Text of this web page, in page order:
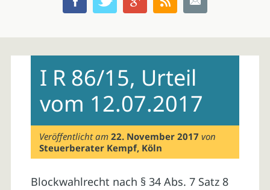
contentI R 86/15, Urteil
vom 12.07.2017
Veröffentlicht am22. November 2017 von
Steuerberater Kempf, Köln
Blockwahlrecht nach § 34 Abs. 7 Satz 8